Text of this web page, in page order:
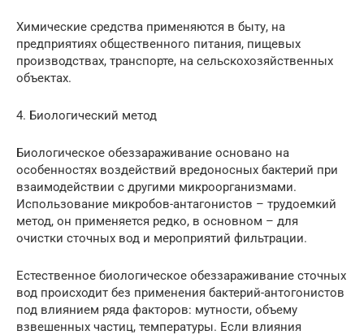
Химические средства применяются в быту, на
предприятиях общественного питания, пищевых
производствах, транспорте, на сельскохозяйственных
объектах.
4. Биологический метод
Биологическое обеззараживание основано на
особенностях воздействий вредоносных бактерий при
взаимодействии с другими микроорганизмами.
Использование микробов-антагонистов – трудоемкий
метод, он применяется редко, в основном – для
очистки сточных вод и мероприятий фильтрации.
Естественное биологическое обеззараживание сточных
вод происходит без применения бактерий-антогонистов
под влиянием ряда факторов: мутности, объему
взвешенных частиц, температуры. Если влияния